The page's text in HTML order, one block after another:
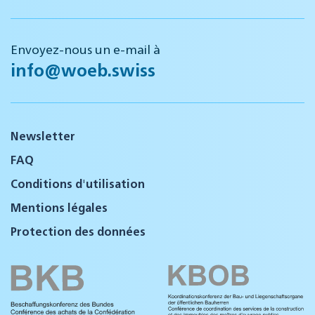
Envoyez-nous un e-mail à
info@woeb.swiss
Newsletter
FAQ
Conditions d'utilisation
Mentions légales
Protection des données